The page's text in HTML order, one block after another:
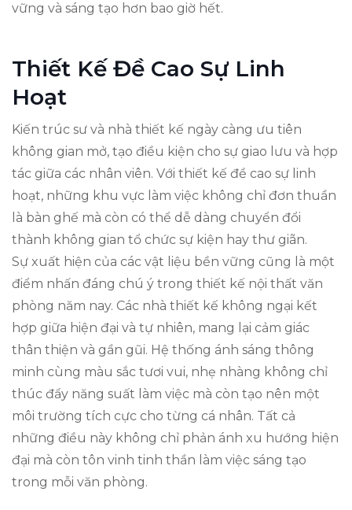
vững và sáng tạo hơn bao giờ hết.
Thiết Kế Đề Cao Sự Linh
Hoạt
Kiến trúc sư và nhà thiết kế ngày càng ưu tiên
không gian mở, tạo điều kiện cho sự giao lưu và hợp
tác giữa các nhân viên. Với thiết kế đề cao sự linh
hoạt, những khu vực làm việc không chỉ đơn thuần
là bàn ghế mà còn có thể dễ dàng chuyển đổi
thành không gian tổ chức sự kiện hay thư giãn.
Sự xuất hiện của các vật liệu bền vững cũng là một
điểm nhấn đáng chú ý trong thiết kế nội thất văn
phòng năm nay. Các nhà thiết kế không ngại kết
hợp giữa hiện đại và tự nhiên, mang lại cảm giác
thân thiện và gần gũi. Hệ thống ánh sáng thông
minh cùng màu sắc tươi vui, nhẹ nhàng không chỉ
thúc đẩy năng suất làm việc mà còn tạo nên một
môi trường tích cực cho từng cá nhân. Tất cả
những điều này không chỉ phản ánh xu hướng hiện
đại mà còn tôn vinh tinh thần làm việc sáng tạo
trong mỗi văn phòng.